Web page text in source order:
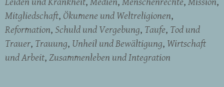
Mitgliedschaft Ökumene und Weltreligionen
Reformation Schuld und Vergebung Taufe Tod und
Trauer Trauung Unheil und Bewältigung Wirtschaft
und Arbeit Zusammenleben und Integration